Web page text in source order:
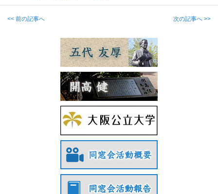
<< 前の記事へ 次の記事へ >>